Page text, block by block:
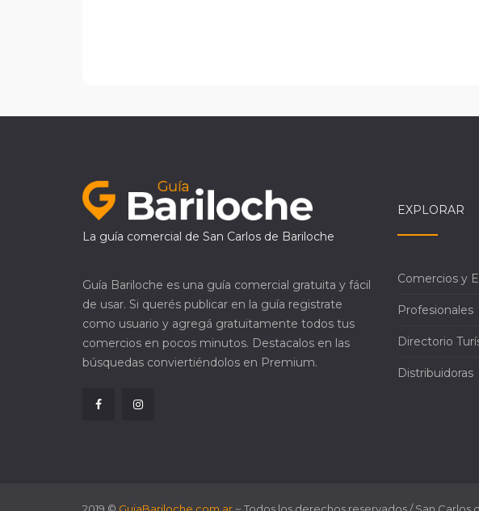
La guía comercial de San Carlos de Bariloche
Guía Bariloche es una guía comercial gratuita y fácil
de usar. Si querés publicar en la guía registrate
como usuario y agregá gratuitamente todos tus
comercios en pocos minutos. Destacalos en las
búsquedas conviertiéndolos en Premium.
EXPLORAR
Comercios y
Profesionales
Directorio
Distribuidoras